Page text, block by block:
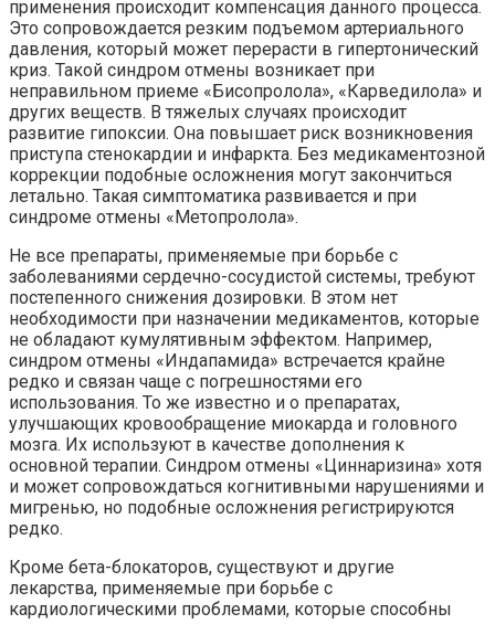
применения происходит компенсация данного процесса.
Это сопровождается резким подъемом артериального
давления, который может перерасти в гипертонический
криз. Такой синдром отмены возникает при
неправильном приеме «Бисопролола», «Карведилола» и
других веществ. В тяжелых случаях происходит
развитие гипоксии. Она повышает риск возникновения
приступа стенокардии и инфаркта. Без медикаментозной
коррекции подобные осложнения могут закончиться
летально. Такая симптоматика развивается и при
синдроме отмены «Метопролола».
Не все препараты, применяемые при борьбе с
заболеваниями сердечно-сосудистой системы, требуют
постепенного снижения дозировки. В этом нет
необходимости при назначении медикаментов, которые
не обладают кумулятивным эффектом. Например,
синдром отмены «Индапамида» встречается крайне
редко и связан чаще с погрешностями его
использования. То же известно и о препаратах,
улучшающих кровообращение миокарда и головного
мозга. Их используют в качестве дополнения к
основной терапии. Синдром отмены «Циннаризина» хотя
и может сопровождаться когнитивными нарушениями и
мигренью, но подобные осложнения регистрируются
редко.
Кроме бета-блокаторов, существуют и другие
лекарства, применяемые при борьбе с
кардиологическими проблемами, которые способны